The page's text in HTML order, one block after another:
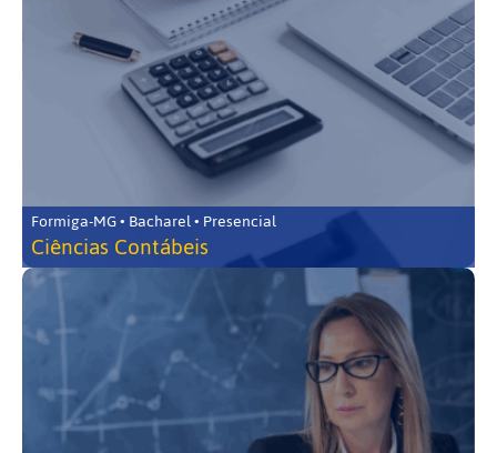
Formiga-MG • Bacharel • Presencial
Ciências Contábeis